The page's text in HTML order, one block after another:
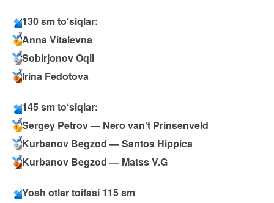
130 sm to‘siqlar:
Anna Vitalevna
Sobirjonov Oqil
Irina Fedotova
145 sm to‘siqlar:
Sergey Petrov — Nero van’t Prinsenveld
Kurbanov Begzod — Santos Hippica
Kurbanov Begzod — Matss V.G
Yosh otlar toifasi 115 sm